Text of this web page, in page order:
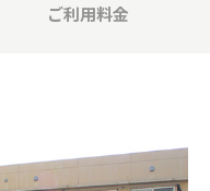
ご利用料金